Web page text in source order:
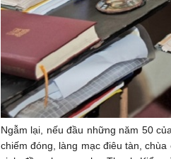
Ngẫm lại, nếu đầu những năm 50
chiếm đóng, làng mạc điêu tàn,